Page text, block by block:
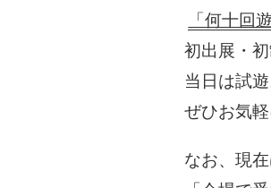
「何十回
初出展・
当日は試
ぜひお気
なお、現